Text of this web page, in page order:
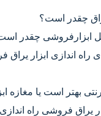
راه اندازی ابزار